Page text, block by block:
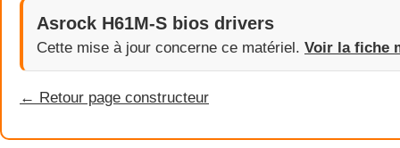
Asrock H61M-S bios drivers
Cette mise à jour concerne ce matériel. Voir la fiche
← Retour page constructeur